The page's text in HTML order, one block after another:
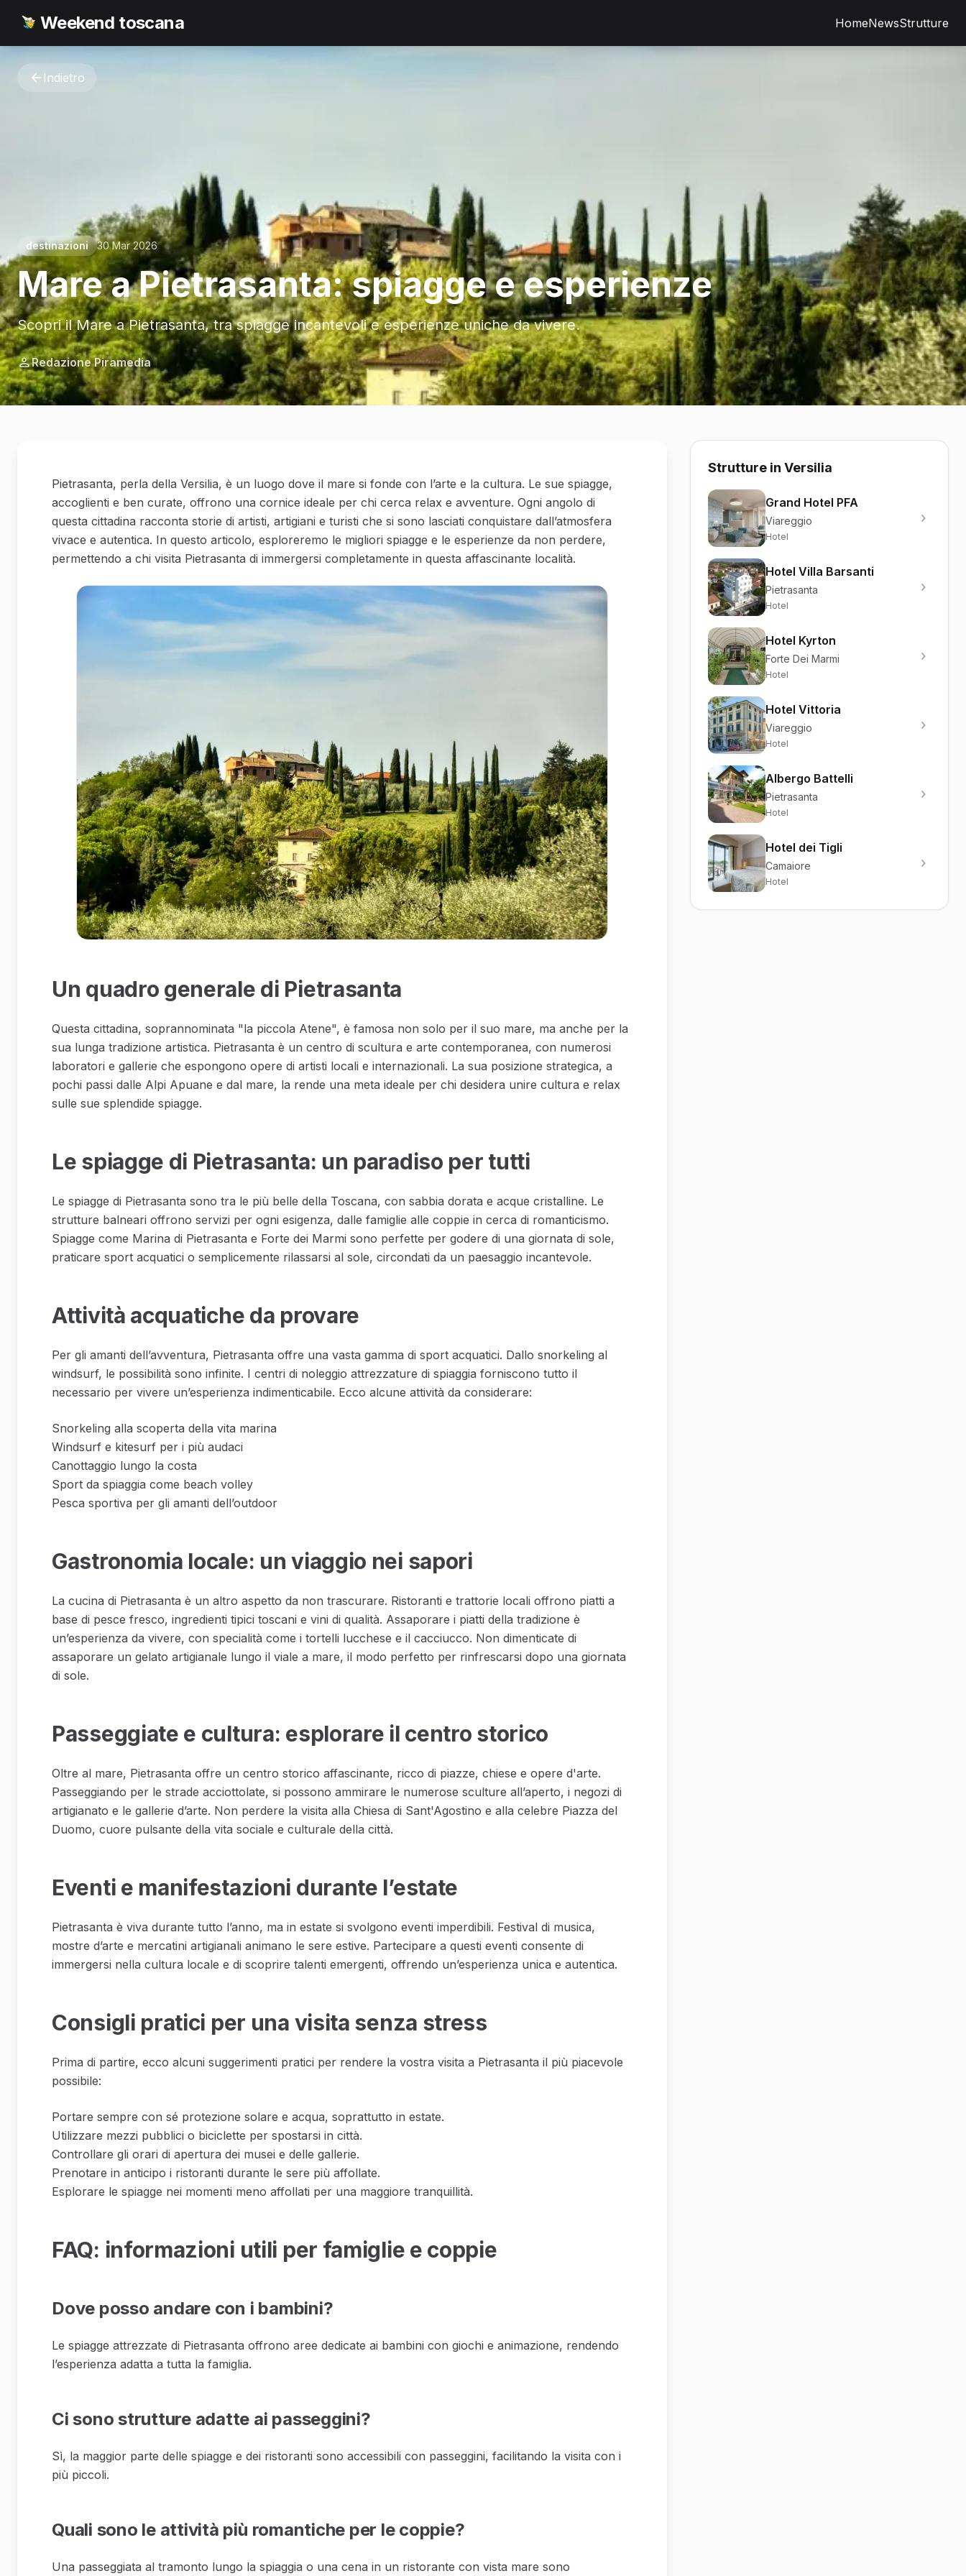
Weekend toscana HomeNewsStrutture
Indietro
destinazioni 30 Mar 2026
Mare a Pietrasanta: spiagge e esperienze
Scopri il Mare a Pietrasanta, tra spiagge incantevoli e esperienze uniche da vivere.
Redazione Piramedia
Pietrasanta, perla della Versilia, è un luogo dove il mare si fonde con l’arte e la cultura. Le sue spiagge,
accoglienti e ben curate, offrono una cornice ideale per chi cerca relax e avventure. Ogni angolo di
questa cittadina racconta storie di artisti, artigiani e turisti che si sono lasciati conquistare dall’atmosfera
vivace e autentica. In questo articolo, esploreremo le migliori spiagge e le esperienze da non perdere,
permettendo a chi visita Pietrasanta di immergersi completamente in questa affascinante località.
Un quadro generale di Pietrasanta
Questa cittadina, soprannominata "la piccola Atene", è famosa non solo per il suo mare, ma anche per la
sua lunga tradizione artistica. Pietrasanta è un centro di scultura e arte contemporanea, con numerosi
laboratori e gallerie che espongono opere di artisti locali e internazionali. La sua posizione strategica, a
pochi passi dalle Alpi Apuane e dal mare, la rende una meta ideale per chi desidera unire cultura e relax
sulle sue splendide spiagge.
Le spiagge di Pietrasanta: un paradiso per tutti
Le spiagge di Pietrasanta sono tra le più belle della Toscana, con sabbia dorata e acque cristalline. Le
strutture balneari offrono servizi per ogni esigenza, dalle famiglie alle coppie in cerca di romanticismo.
Spiagge come Marina di Pietrasanta e Forte dei Marmi sono perfette per godere di una giornata di sole,
praticare sport acquatici o semplicemente rilassarsi al sole, circondati da un paesaggio incantevole.
Attività acquatiche da provare
Per gli amanti dell’avventura, Pietrasanta offre una vasta gamma di sport acquatici. Dallo snorkeling al
windsurf, le possibilità sono infinite. I centri di noleggio attrezzature di spiaggia forniscono tutto il
necessario per vivere un’esperienza indimenticabile. Ecco alcune attività da considerare:
Snorkeling alla scoperta della vita marina
Windsurf e kitesurf per i più audaci
Canottaggio lungo la costa
Sport da spiaggia come beach volley
Pesca sportiva per gli amanti dell’outdoor
Gastronomia locale: un viaggio nei sapori
La cucina di Pietrasanta è un altro aspetto da non trascurare. Ristoranti e trattorie locali offrono piatti a
base di pesce fresco, ingredienti tipici toscani e vini di qualità. Assaporare i piatti della tradizione è
un’esperienza da vivere, con specialità come i tortelli lucchese e il cacciucco. Non dimenticate di
assaporare un gelato artigianale lungo il viale a mare, il modo perfetto per rinfrescarsi dopo una giornata
di sole.
Passeggiate e cultura: esplorare il centro storico
Oltre al mare, Pietrasanta offre un centro storico affascinante, ricco di piazze, chiese e opere d'arte.
Passeggiando per le strade acciottolate, si possono ammirare le numerose sculture all’aperto, i negozi di
artigianato e le gallerie d’arte. Non perdere la visita alla Chiesa di Sant'Agostino e alla celebre Piazza del
Duomo, cuore pulsante della vita sociale e culturale della città.
Eventi e manifestazioni durante l’estate
Pietrasanta è viva durante tutto l’anno, ma in estate si svolgono eventi imperdibili. Festival di musica,
mostre d’arte e mercatini artigianali animano le sere estive. Partecipare a questi eventi consente di
immergersi nella cultura locale e di scoprire talenti emergenti, offrendo un’esperienza unica e autentica.
Consigli pratici per una visita senza stress
Prima di partire, ecco alcuni suggerimenti pratici per rendere la vostra visita a Pietrasanta il più piacevole
possibile:
Portare sempre con sé protezione solare e acqua, soprattutto in estate.
Utilizzare mezzi pubblici o biciclette per spostarsi in città.
Controllare gli orari di apertura dei musei e delle gallerie.
Prenotare in anticipo i ristoranti durante le sere più affollate.
Esplorare le spiagge nei momenti meno affollati per una maggiore tranquillità.
FAQ: informazioni utili per famiglie e coppie
Dove posso andare con i bambini?
Le spiagge attrezzate di Pietrasanta offrono aree dedicate ai bambini con giochi e animazione, rendendo
l’esperienza adatta a tutta la famiglia.
Ci sono strutture adatte ai passeggini?
Sì, la maggior parte delle spiagge e dei ristoranti sono accessibili con passeggini, facilitando la visita con i
più piccoli.
Quali sono le attività più romantiche per le coppie?
Una passeggiata al tramonto lungo la spiaggia o una cena in un ristorante con vista mare sono
Strutture in Versilia
Grand Hotel PFA
Viareggio
Hotel
Hotel Villa Barsanti
Pietrasanta
Hotel
Hotel Kyrton
Forte Dei Marmi
Hotel
Hotel Vittoria
Viareggio
Hotel
Albergo Battelli
Pietrasanta
Hotel
Hotel dei Tigli
Camaiore
Hotel